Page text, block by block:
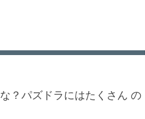
？パズドラにはたくさん の